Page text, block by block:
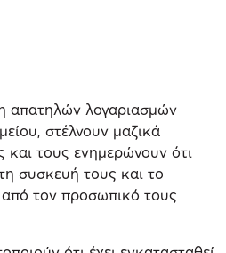
απατηλών λογαριασμών
στέλνουν μαζικά
και τους ενημερώνουν ότι
συσκευή τους και το
από τον προσωπικό τους